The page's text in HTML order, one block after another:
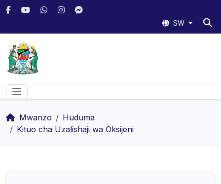
SW
Mwanzo
Huduma
Kituo cha Uzalishaji wa Oksijeni